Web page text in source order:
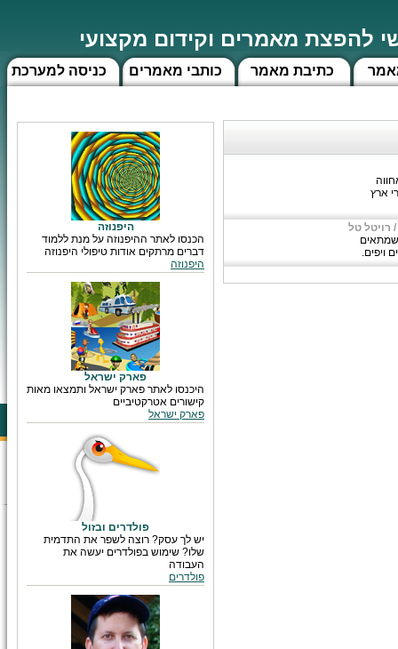
להפצת מאמרים וקידום מקצועי
כניסה למערכת כותבי מאמרים כתיבת מאמר
היפנוזה
הכנסו לאתר ההיפנוזה על מנת ללמוד
דברים מרתקים אודות טיפולי היפנוזה
היפנוזה
פארק ישראל
היכנסו לאתר פארק ישראל ותמצאו מאות
קישורים אטרקטיביים
פארק ישראל
פולדרים ובזול
יש לך עסק? רוצה לשפר את התדמית
שלו? שימוש בפולדרים יעשה את
העבודה
פולדרים
ארץ
/ רויטל טל
שמתאים
ויפים.